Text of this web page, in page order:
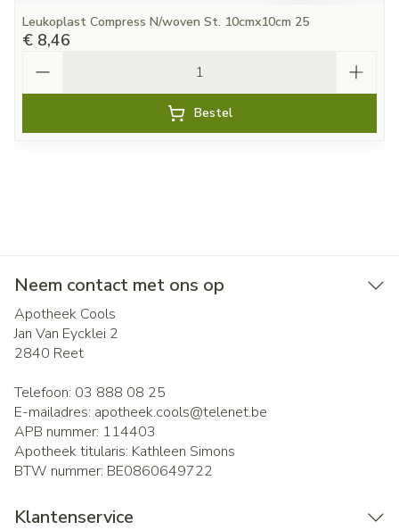
Leukoplast Compress N/woven St. 10cmx10cm 25
€ 8,46
Bestel
Neem contact met ons op
Apotheek Cools
Jan Van Eycklei 2
2840 Reet
Telefoon: 03 888 08 25
E-mailadres: apotheek.cools@telenet.be
APB nummer: 114403
Apotheek titularis: Kathleen Simons
BTW nummer: BE0860649722
Klantenservice